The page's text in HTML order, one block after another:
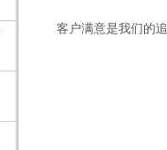
客户满意是我们的追